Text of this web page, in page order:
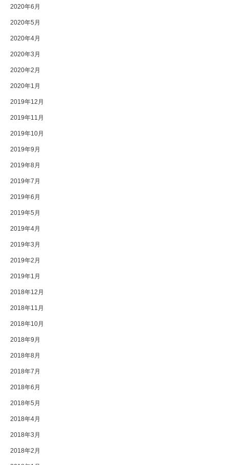
2020年6月
2020年5月
2020年4月
2020年3月
2020年2月
2020年1月
2019年12月
2019年11月
2019年10月
2019年9月
2019年8月
2019年7月
2019年6月
2019年5月
2019年4月
2019年3月
2019年2月
2019年1月
2018年12月
2018年11月
2018年10月
2018年9月
2018年8月
2018年7月
2018年6月
2018年5月
2018年4月
2018年3月
2018年2月